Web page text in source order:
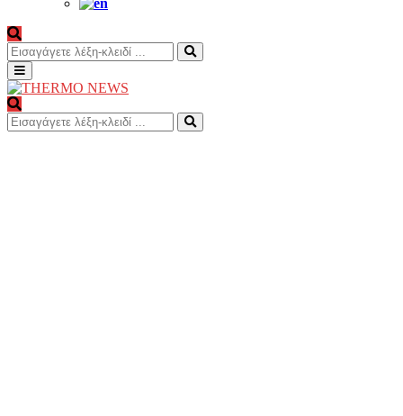
Search
for:
Search
Primary
Menu
Search
for:
Search